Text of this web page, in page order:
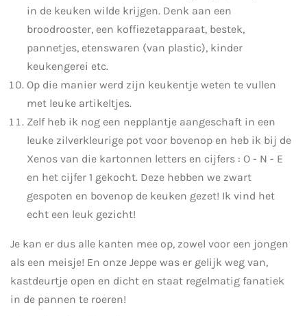
in de keuken wilde krijgen. Denk aan een
broodrooster, een koffiezetapparaat, bestek,
pannetjes, etenswaren (van plastic), kinder
keukengerei etc.
Op die manier werd zijn keukentje weten te vullen
met leuke artikeltjes.
Zelf heb ik nog een nepplantje aangeschaft in een
leuke zilverkleurige pot voor bovenop en heb ik bij de
Xenos van die kartonnen letters en cijfers : O - N - E
en het cijfer 1 gekocht. Deze hebben we zwart
gespoten en bovenop de keuken gezet! Ik vind het
echt een leuk gezicht!
Je kan er dus alle kanten mee op, zowel voor een jongen
als een meisje! En onze Jeppe was er gelijk weg van,
kastdeurtje open en dicht en staat regelmatig fanatiek
in de pannen te roeren!